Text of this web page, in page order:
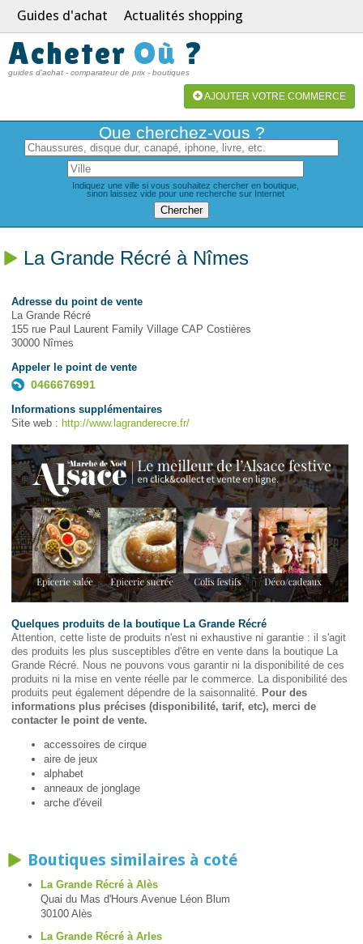
Guides d'achat Actualités shopping
Acheter Où ?
guides d'achat - comparateur de prix - boutiques
AJOUTER VOTRE COMMERCE
Que cherchez-vous ?
Indiquez une ville si vous souhaitez chercher en boutique,
sinon laissez vide pour une recherche sur Internet
La Grande Récré à Nîmes
Adresse du point de vente
La Grande Récré
155 rue Paul Laurent Family Village CAP Costières
30000 Nîmes
Appeler le point de vente
0466676991
Informations supplémentaires
Site web : http://www.lagranderecre.fr/
Quelques produits de la boutique La Grande Récré
Attention, cette liste de produits n'est ni exhaustive ni garantie : il s'agit
des produits les plus susceptibles d'être en vente dans la boutique La
Grande Récré. Nous ne pouvons vous garantir ni la disponibilité de ces
produits ni la mise en vente réelle par le commerce. La disponibilité des
produits peut également dépendre de la saisonnalité. Pour des
informations plus précises (disponibilité, tarif, etc), merci de
contacter le point de vente.
accessoires de cirque
aire de jeux
alphabet
anneaux de jonglage
arche d'éveil
Boutiques similaires à coté
La Grande Récré à Alès
Quai du Mas d'Hours Avenue Léon Blum
30100 Alès
La Grande Récré à Arles